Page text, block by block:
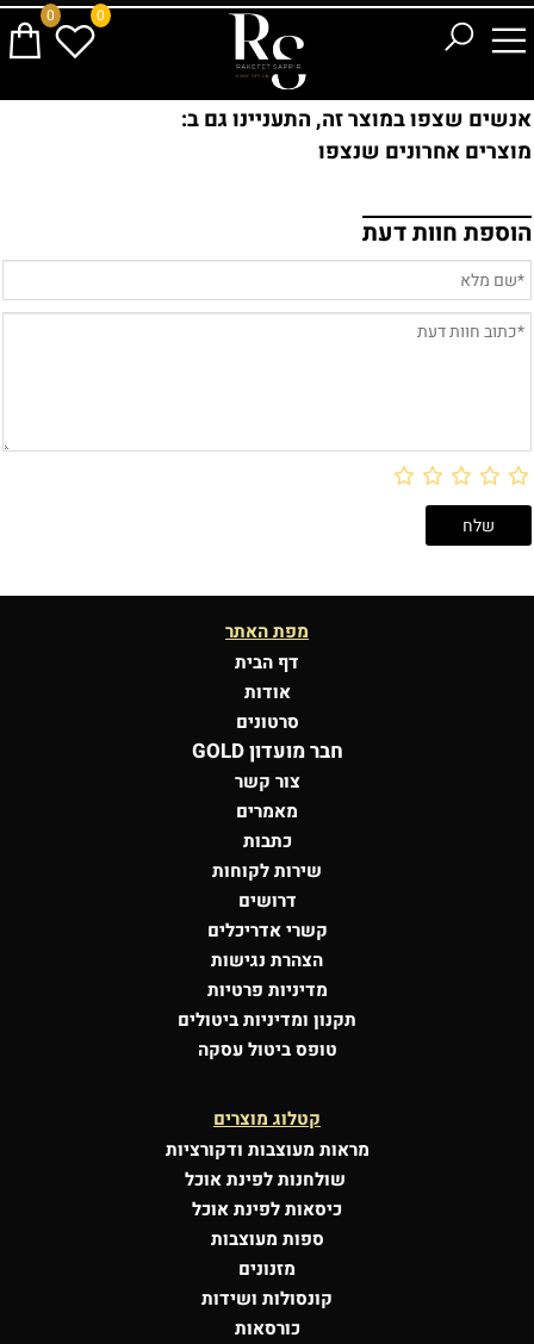
0 0
אנשים שצפו במוצר זה, התעניינו גם ב:
מוצרים אחרונים שנצפו
הוספת חוות דעת
מפת האתר
דף הבית
אודות
סרטונים
חבר מועדון GOLD
צור קשר
מאמרים
כתבות
שירות לקוחות
דרושים
קשרי אדריכלים
הצהרת נגישות
מדיניות פרטיות
תקנון ומדיניות ביטולים
טופס ביטול עסקה
קטלוג מוצרים
מראות מעוצבות ודקורציות
שולחנות לפינת אוכל
כיסאות לפינת אוכל
ספות מעוצבות
מזנונים
קונסולות ושידות
כורסאות